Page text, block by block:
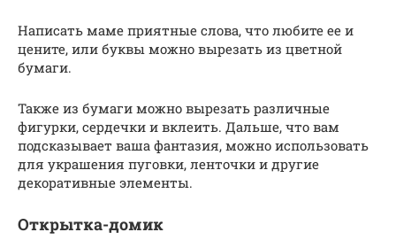
Написать маме приятные слова, что любите ее и
цените, или буквы можно вырезать из цветной
бумаги.
Также из бумаги можно вырезать различные
фигурки, сердечки и вклеить. Дальше, что вам
подсказывает ваша фантазия, можно использовать
для украшения пуговки, ленточки и другие
декоративные элементы.
Открытка-домик